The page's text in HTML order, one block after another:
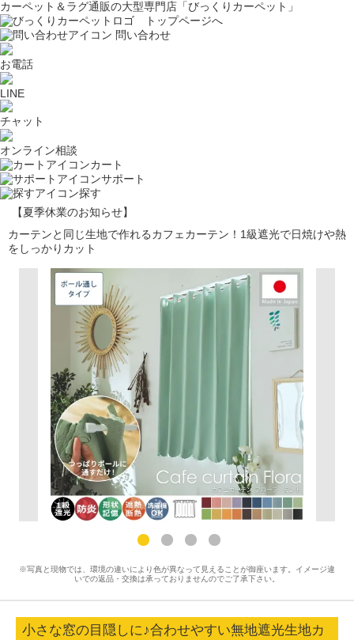
カーペット＆ラグ通販の大型専門店「びっくりカーペット」
問い合わせ
お電話
LINE
チャット
オンライン相談
カート
サポート
探す
【夏季休業のお知らせ】
カーテンと同じ生地で作れるカフェカーテン！1級遮光で日焼けや熱
をしっかりカット
※写真と現物では、環境の違いにより色が異なって見えることが御座います。イメージ違
いでの返品・交換は承っておりませんのでご了承下さい。
小さな窓の目隠しに♪合わせやすい無地遮光生地カ